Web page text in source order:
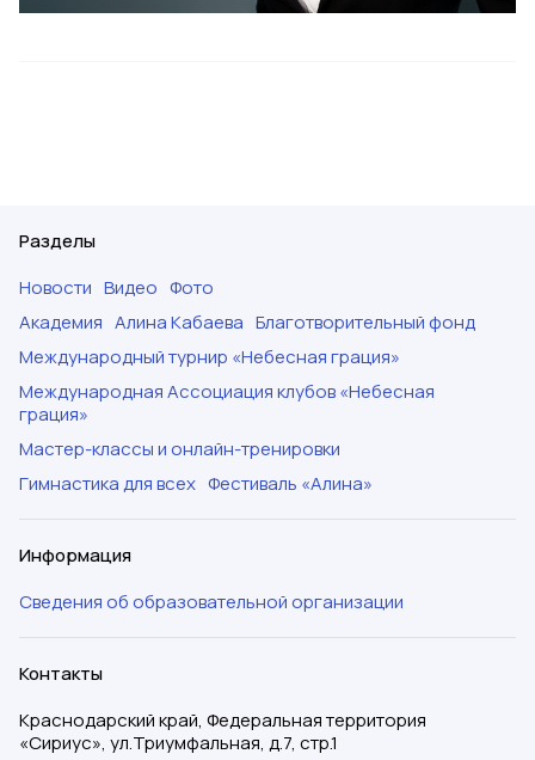
Разделы
Новости Видео Фото
Академия Алина Кабаева Благотворительный фонд
Международный турнир «Небесная грация»
Международная Ассоциация клубов «Небесная
грация»
Мастер-классы и онлайн-тренировки
Гимнастика для всех Фестиваль «Алина»
Информация
Сведения об образовательной организации
Контакты
Краснодарский край, Федеральная территория
«Сириус», ул.Триумфальная, д.7, стр.1